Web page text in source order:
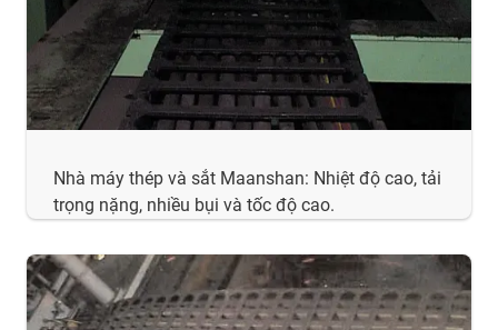
Nhà máy thép và sắt Maanshan: Nhiệt độ cao, tải
trọng nặng, nhiều bụi và tốc độ cao.